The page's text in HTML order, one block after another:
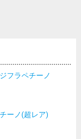
フラペチーノ
ーノ(超レア)